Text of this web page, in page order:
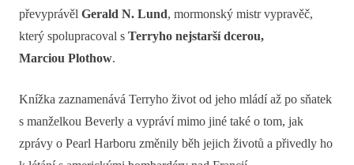
převyprávěl Gerald N. Lund, mormonský mistr vypravěč,
který spolupracoval s Terryho nejstarší dcerou,
Marciou Plothow.
Knížka zaznamenává Terryho život od jeho mládí až po sňatek
s manželkou Beverly a vypráví mimo jiné také o tom, jak
zprávy o Pearl Harboru změnily běh jejich životů a přivedly ho